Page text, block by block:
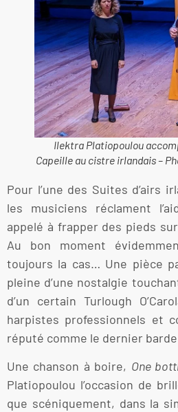
Ilektra Platiopoulou
Capeille au cistre irlandais –
Pour l’une des Suites d’airs
les musiciens réclament
appelé à frapper des pieds
Au bon moment
toujours la cas… Une pièce
pleine d’une nostalgie
d’un certain Turlough
harpistes professionnels et
réputé comme le dernier
Une chanson à boire, One
Platiopoulou l’occasion de
que scéniquement, dans la